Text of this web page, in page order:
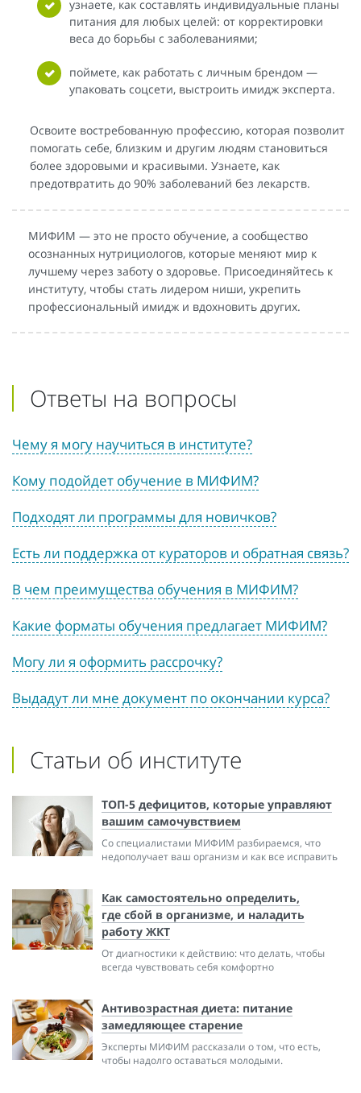
узнаете, как составлять индивидуальные планы
питания для любых целей: от корректировки
веса до борьбы с заболеваниями;
поймете, как работать с личным брендом —
упаковать соцсети, выстроить имидж эксперта.
Освоите востребованную профессию, которая позволит
помогать себе, близким и другим людям становиться
более здоровыми и красивыми. Узнаете, как
предотвратить до 90% заболеваний без лекарств.
МИФИМ — это не просто обучение, а сообщество
осознанных нутрициологов, которые меняют мир к
лучшему через заботу о здоровье. Присоединяйтесь к
институту, чтобы стать лидером ниши, укрепить
профессиональный имидж и вдохновить других.
Ответы на вопросы
Чему я могу научиться в институте?
Кому подойдет обучение в МИФИМ?
Подходят ли программы для новичков?
Есть ли поддержка от кураторов и обратная связь?
В чем преимущества обучения в МИФИМ?
Какие форматы обучения предлагает МИФИМ?
Могу ли я оформить рассрочку?
Выдадут ли мне документ по окончании курса?
Статьи об институте
ТОП-5 дефицитов, которые управляют
вашим самочувствием
Со специалистами МИФИМ разбираемся, что
недополучает ваш организм и как все исправить
Как самостоятельно определить,
где сбой в организме, и наладить
работу ЖКТ
От диагностики к действию: что делать, чтобы
всегда чувствовать себя комфортно
Антивозрастная диета: питание
замедляющее старение
Эксперты МИФИМ рассказали о том, что есть,
чтобы надолго оставаться молодыми.